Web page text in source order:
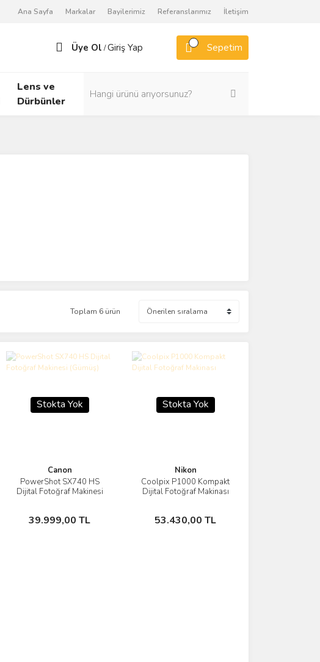
Ana Sayfa Markalar Bayilerimiz Referanslarımız İletişim
Üye Ol /Giriş Yap Sepetim
Lens ve
Dürbünler
Toplam 6 ürün
Stokta Yok
Canon
PowerShot SX740 HS
Dijital Fotoğraf Makinesi
39.999,00 TL
Görüntüle
Stokta Yok
Stokta Yok
Nikon
Coolpix P1000 Kompakt
Dijital Fotoğraf Makinası
53.430,00 TL
Görüntüle
Stokta Yok